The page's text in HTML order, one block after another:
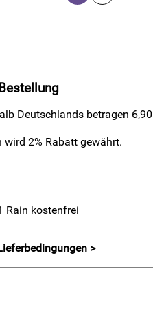
Deutschlands betragen
2% Rabatt gewährt.
Rain kostenfrei
>